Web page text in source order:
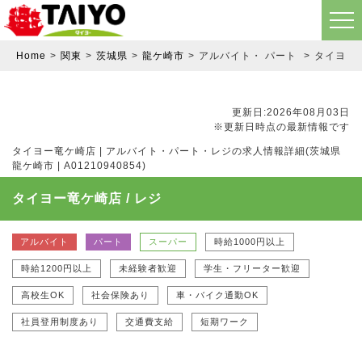
Home 関東 茨城県 龍ケ崎市 アルバイト・ パート タイヨー
更新日:2026年08月03日
※更新日時点の最新情報です
タイヨー竜ケ崎店 | アルバイト・パート・レジの求人情報詳細(茨城県
龍ケ崎市 | A01210940854)
タイヨー竜ケ崎店 / レジ
アルバイト パート スーパー 時給1000円以上
時給1200円以上 未経験者歓迎 学生・フリーター歓迎
高校生OK 社会保険あり 車・バイク通勤OK
社員登用制度あり 交通費支給 短期ワーク